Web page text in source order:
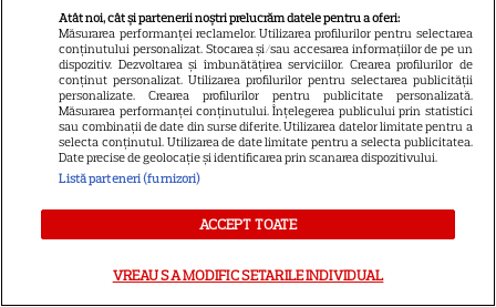
15
DISNEY PLUS
Premiere de neratat pe Netflix,
Disney+ și SkyShowtime în
august: seriale noi, filme de
colecție și vedete de top
CINEMA
Eli Roth revine cu „Omul cu
Atât noi, cât și partenerii noștri prelucrăm datele pentru a oferi:
Măsurarea performanței reclamelor. Utilizarea profilurilor pentru selectarea
conținutului personalizat. Stocarea și/sau accesarea informațiilor de pe un
dispozitiv. Dezvoltarea și îmbunătățirea serviciilor. Crearea profilurilor de
conținut personalizat. Utilizarea profilurilor pentru selectarea publicității
personalizate. Crearea profilurilor pentru publicitate personalizată.
Măsurarea performanței conținutului. Înțelegerea publicului prin statistici
sau combinații de date din surse diferite. Utilizarea datelor limitate pentru a
selecta conținutul. Utilizarea de date limitate pentru a selecta publicitatea.
Date precise de geolocație și identificarea prin scanarea dispozitivului.
Listă parteneri (furnizori)
ACCEPT TOATE
VREAU SA MODIFIC SETARILE INDIVIDUAL